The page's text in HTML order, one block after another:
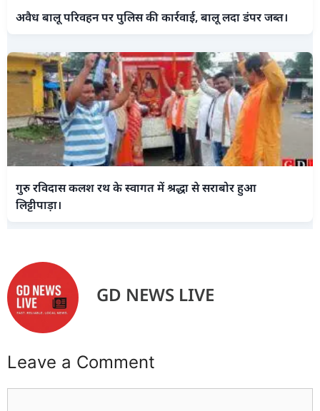
अवैध बालू परिवहन पर पुलिस की कार्रवाई, बालू लदा डंपर जब्त।
गुरु रविदास कलश रथ के स्वागत में श्रद्धा से सराबोर हुआ
लिट्टीपाड़ा।
GD NEWS LIVE
Leave a Comment